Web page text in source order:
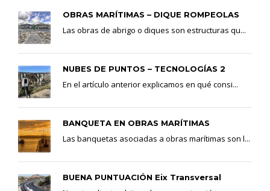
OBRAS MARÍTIMAS – DIQUE ROMPEOLAS
Las obras de abrigo o diques son estructuras qu...
NUBES DE PUNTOS – TECNOLOGÍAS 2
En el artículo anterior explicamos en qué consi...
BANQUETA EN OBRAS MARÍTIMAS
Las banquetas asociadas a obras marítimas son l...
BUENA PUNTUACIÓN Eix Transversal